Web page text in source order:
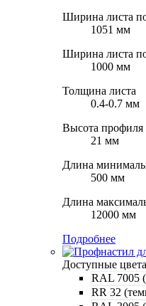
Ширина листа
1051 мм
Ширина листа
1000 мм
Толщина листа
0.4-0.7 мм
Высота профиля
21 мм
Длина
500 мм
Длина
12000 мм
Подробнее
Доступные цвета
RAL 7005
RR 32